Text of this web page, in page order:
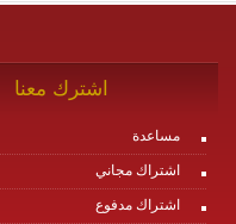
اشترك معنا
مساعدة
اشتراك مجاني
اشتراك مدفوع